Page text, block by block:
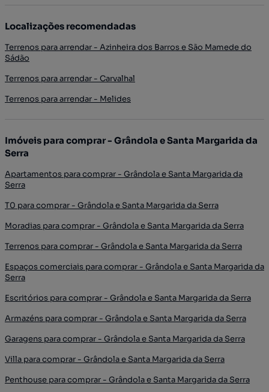
Localizações recomendadas
Terrenos para arrendar - Azinheira dos Barros e São Mamede do
Sádão
Terrenos para arrendar - Carvalhal
Terrenos para arrendar - Melides
Imóveis para comprar - Grândola e Santa Margarida da
Serra
Apartamentos para comprar - Grândola e Santa Margarida da
Serra
T0 para comprar - Grândola e Santa Margarida da Serra
Moradias para comprar - Grândola e Santa Margarida da Serra
Terrenos para comprar - Grândola e Santa Margarida da Serra
Espaços comerciais para comprar - Grândola e Santa Margarida da
Serra
Escritórios para comprar - Grândola e Santa Margarida da Serra
Armazéns para comprar - Grândola e Santa Margarida da Serra
Garagens para comprar - Grândola e Santa Margarida da Serra
Villa para comprar - Grândola e Santa Margarida da Serra
Penthouse para comprar - Grândola e Santa Margarida da Serra